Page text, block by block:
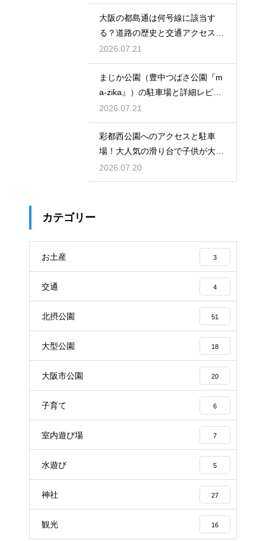
大阪の都島通は何号線に該当す
る？道路の歴史と交通アクセスを
徹底解説
2026.07.21
まじか公園（豊中つばさ公園『m
a-zika』）の駐車場と詳細レビュ
ー！
2026.07.21
彩都西公園へのアクセスと駐車
場！大人気の滑り台で子供が大興
奮の場
2026.07.20
カテゴリー
お土産 3
交通 4
北摂公園 51
大型公園 18
大阪市公園 20
子育て 6
室内遊び場 7
水遊び 5
神社 27
観光 16